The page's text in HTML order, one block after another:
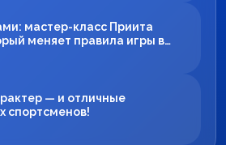
мастер-класс Приита
меняет правила игры в
— и отличные
спортсменов!